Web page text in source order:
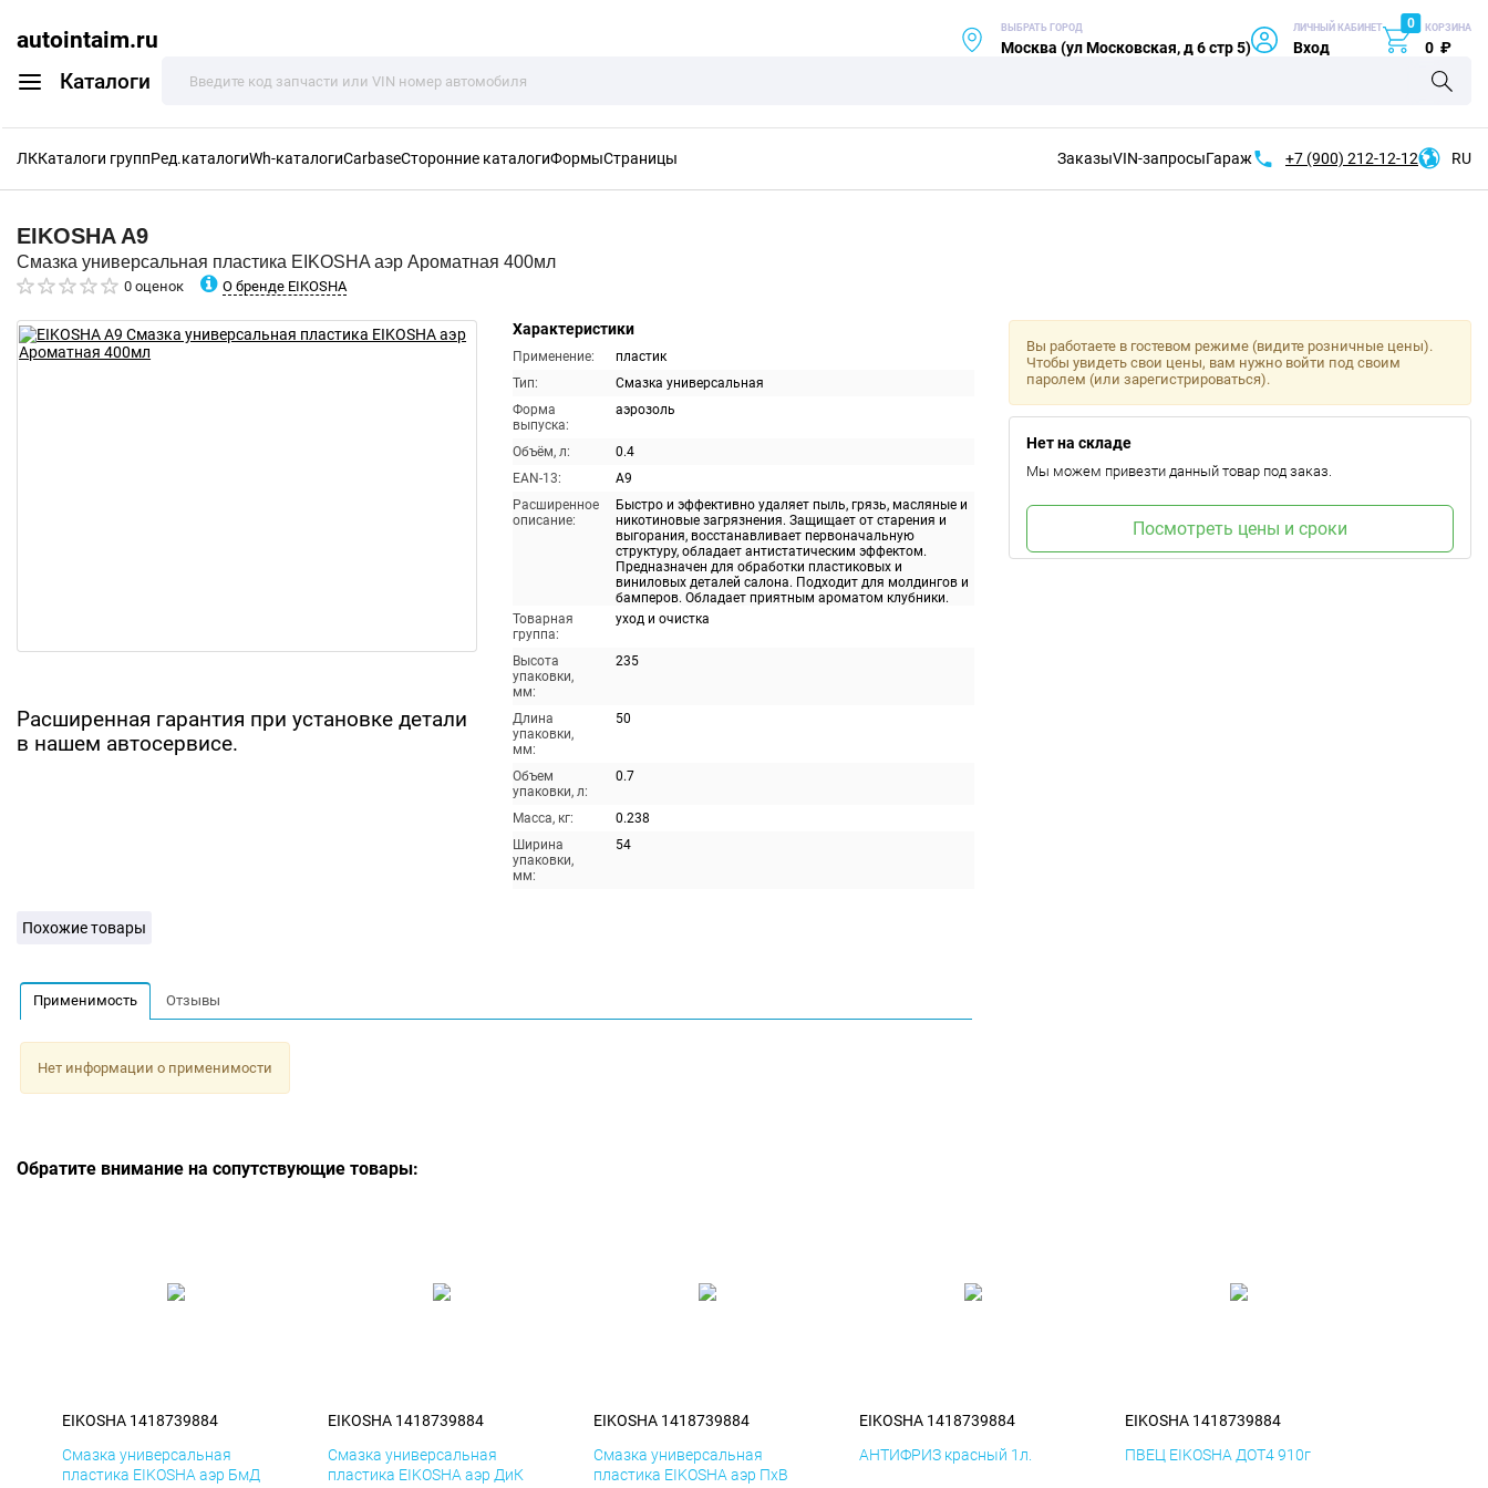
autointaim.ru
Каталоги
ВЫБРАТЬ ГОРОД
Москва (ул Московская, д 6 стр 5)
ЛИЧНЫЙ КАБИНЕТ
Вход
0 КОРЗИНА
0 ₽
ЛККаталоги группРед.каталогиWh-каталогиCarbaseСторонние каталогиФормыСтраницы ЗаказыVIN-запросыГараж +7 (900) 212-12-12 RU
EIKOSHA A9
Смазка универсальная пластика EIKOSHA аэр Ароматная 400мл
0 оценок О бренде EIKOSHA
Расширенная гарантия при установке детали
в нашем автосервисе.
Характеристики
Применение:
пластик
Тип:
Смазка универсальная
Форма
выпуска:
аэрозоль
Объём, л:
0.4
EAN-13:
A9
Расширенное
описание:
Быстро и эффективно удаляет пыль, грязь, масляные и
никотиновые загрязнения. Защищает от старения и
выгорания, восстанавливает первоначальную
структуру, обладает антистатическим эффектом.
Предназначен для обработки пластиковых и
виниловых деталей салона. Подходит для молдингов и
бамперов. Обладает приятным ароматом клубники.
Товарная
группа:
уход и очистка
Высота
упаковки,
мм:
235
Длина
упаковки,
мм:
50
Объем
упаковки, л:
0.7
Масса, кг:
0.238
Ширина
упаковки,
мм:
54
Вы работаете в гостевом режиме (видите розничные цены).
Чтобы увидеть свои цены, вам нужно войти под своим
паролем (или зарегистрироваться).
Нет на складе
Мы можем привезти данный товар под заказ.
Посмотреть цены и сроки
Похожие товары
Применимость Отзывы
Нет информации о применимости
Обратите внимание на сопутствующие товары:
EIKOSHA 1418739884
Смазка универсальная
пластика EIKOSHA аэр БмД
EIKOSHA 1418739884
Смазка универсальная
пластика EIKOSHA аэр ДиК
EIKOSHA 1418739884
Смазка универсальная
пластика EIKOSHA аэр ПхВ
EIKOSHA 1418739884
АНТИФРИЗ красный 1л.
EIKOSHA 1418739884
ПВЕЦ EIKOSHA ДОТ4 910г